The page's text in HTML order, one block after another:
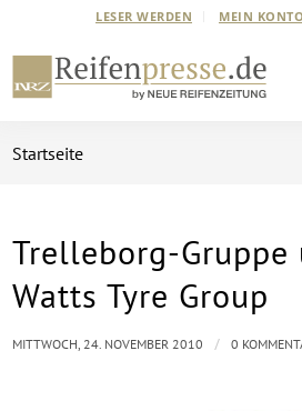
LESER WERDEN MEIN KONTO
Startseite
Trelleborg-
Watts Tyre Group
MITTWOCH, 24. NOVEMBER 2010 / 0